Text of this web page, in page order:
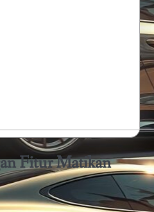
Fitur Matikan